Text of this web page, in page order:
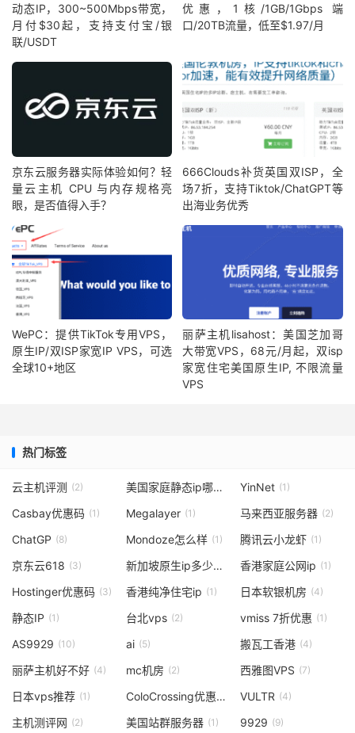
动态IP，300~500Mbps带宽，
月付$30起，支持支付宝/银
联/USDT
优惠，1核/1GB/1Gbps 端
口/20TB流量，低至$1.97/月
京东云服务器实际体验如何？轻
量云主机 CPU 与内存规格亮
眼，是否值得入手？
666Clouds补货英国双ISP，全
场7折，支持Tiktok/ChatGPT等
出海业务优秀
WePC：提供TikTok专用VPS，
原生IP/双ISP家宽IP VPS，可选
全球10+地区
丽萨主机lisahost：美国芝加哥
大带宽VPS，68元/月起，双isp
家宽住宅美国原生IP, 不限流量
VPS
热门标签
云主机评测 (2) 美国家庭静态ip哪里有 (1)
YinNet (1)
Casbay优惠码 (1) Megalayer (1) 马来西亚服务器 (2)
ChatGP (8) Mondoze怎么样 (1) 腾讯云小龙虾 (1)
京东云618 (3) 新加坡原生ip多少钱 香港家庭公网ip (1)
Hostinger优惠码 (3) 香港纯净住宅ip (1) 日本软银机房 (4)
静态IP (1) 台北vps (2) vmiss 7折优惠 (1)
AS9929 (10) ai (5) 搬瓦工香港 (4)
丽萨主机好不好 (4) mc机房 (2) 西雅图VPS (7)
日本vps推荐 (1) ColoCrossing优惠
(1) VULTR (4)
主机测评网 (2) 美国站群服务器 (1) 9929 (9)